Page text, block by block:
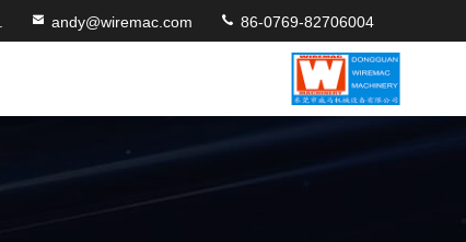
andy@wiremac.com 86-0769-82706004